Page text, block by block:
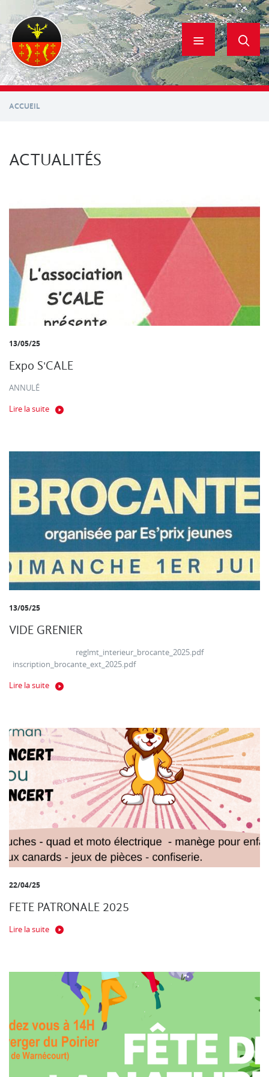
contenu
principal
ACCUEIL
ACTUALITÉS
13/05/25
Expo S'CALE
ANNULÉ
Lire la suite
13/05/25
VIDE GRENIER
reglmt_interieur_brocante_2025.pdf
inscription_brocante_ext_2025.pdf
Lire la suite
22/04/25
FETE PATRONALE 2025
Lire la suite